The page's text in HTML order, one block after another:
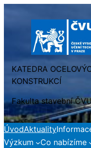
KATEDRA
KONSTRUKCÍ
Fakulta stavební
ÚvodAktuality
Výzkum
Co nabízíme